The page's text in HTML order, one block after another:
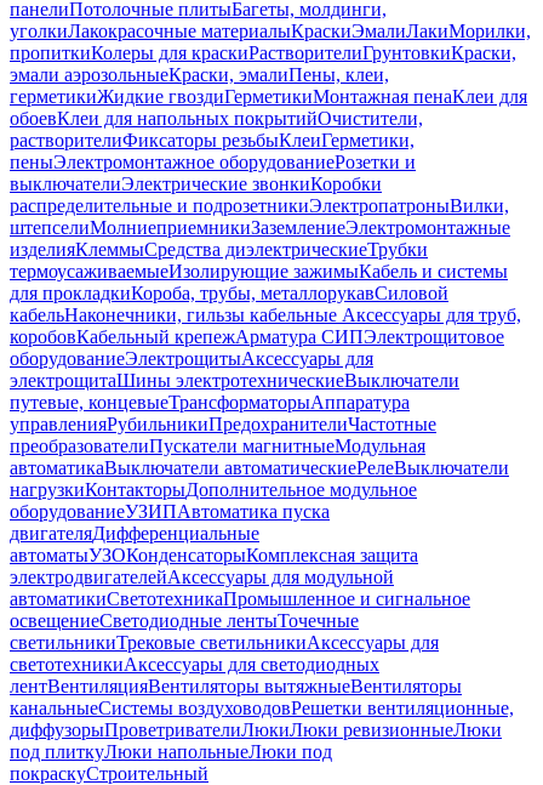
панелиПотолочные плитыБагеты, молдинги,
уголкиЛакокрасочные материалыКраскиЭмалиЛакиМорилки,
пропиткиКолеры для краскиРастворителиГрунтовкиКраски,
эмали аэрозольныеКраски, эмалиПены, клеи,
герметикиЖидкие гвоздиГерметикиМонтажная пенаКлеи для
обоевКлеи для напольных покрытийОчистители,
растворителиФиксаторы резьбыКлеиГерметики,
пеныЭлектромонтажное оборудованиеРозетки и
выключателиЭлектрические звонкиКоробки
распределительные и подрозетникиЭлектропатроныВилки,
штепселиМолниеприемникиЗаземлениеЭлектромонтажные
изделияКлеммыСредства диэлектрическиеТрубки
термоусаживаемыеИзолирующие зажимыКабель и системы
для прокладкиКороба, трубы, металлорукавСиловой
кабельНаконечники, гильзы кабельные Аксессуары для труб,
коробовКабельный крепежАрматура СИПЭлектрощитовое
оборудованиеЭлектрощитыАксессуары для
электрощитаШины электротехническиеВыключатели
путевые, концевыеТрансформаторыАппаратура
управленияРубильникиПредохранителиЧастотные
преобразователиПускатели магнитныеМодульная
автоматикаВыключатели автоматическиеРелеВыключатели
нагрузкиКонтакторыДополнительное модульное
оборудованиеУЗИПАвтоматика пуска
двигателяДифференциальные
автоматыУЗОКонденсаторыКомплексная защита
электродвигателейАксессуары для модульной
автоматикиСветотехникаПромышленное и сигнальное
освещениеСветодиодные лентыТочечные
светильникиТрековые светильникиАксессуары для
светотехникиАксессуары для светодиодных
лентВентиляцияВентиляторы вытяжныеВентиляторы
канальныеСистемы воздуховодовРешетки вентиляционные,
диффузорыПроветривателиЛюкиЛюки ревизионныеЛюки
под плиткуЛюки напольныеЛюки под
покраскуСтроительный